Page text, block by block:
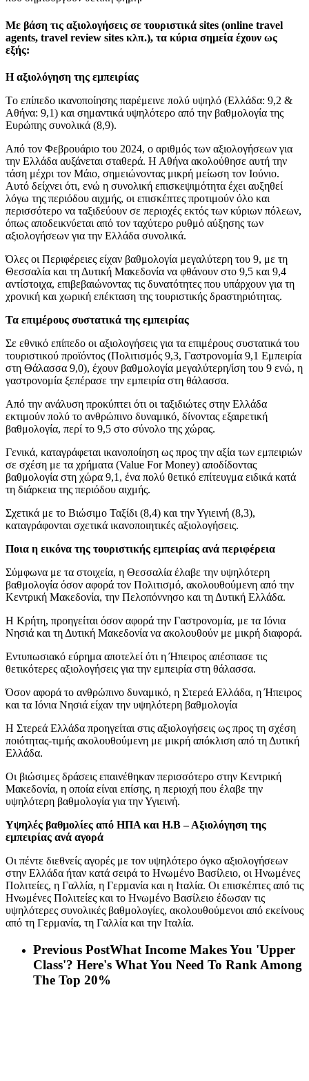
Με βάση τις αξιολογήσεις σε τουριστικά sites (online travel
agents, travel review sites κλπ.), τα κύρια σημεία έχουν ως
εξής:
Η αξιολόγηση της εμπειρίας
Tο επίπεδο ικανοποίησης παρέμεινε πολύ υψηλό (Ελλάδα: 9,2 &
Αθήνα: 9,1) και σημαντικά υψηλότερο από την βαθμολογία της
Ευρώπης συνολικά (8,9).
Από τον Φεβρουάριο του 2024, ο αριθμός των αξιολογήσεων για
την Ελλάδα αυξάνεται σταθερά. Η Αθήνα ακολούθησε αυτή την
τάση μέχρι τον Μάιο, σημειώνοντας μικρή μείωση τον Ιούνιο.
Αυτό δείχνει ότι, ενώ η συνολική επισκεψιμότητα έχει αυξηθεί
λόγω της περιόδου αιχμής, οι επισκέπτες προτιμούν όλο και
περισσότερο να ταξιδεύουν σε περιοχές εκτός των κύριων πόλεων,
όπως αποδεικνύεται από τον ταχύτερο ρυθμό αύξησης των
αξιολογήσεων για την Ελλάδα συνολικά.
Όλες οι Περιφέρειες είχαν βαθμολογία μεγαλύτερη του 9, με τη
Θεσσαλία και τη Δυτική Μακεδονία να φθάνουν στο 9,5 και 9,4
αντίστοιχα, επιβεβαιώνοντας τις δυνατότητες που υπάρχουν για τη
χρονική και χωρική επέκταση της τουριστικής δραστηριότητας.
Τα επιμέρους συστατικά της εμπειρίας
Σε εθνικό επίπεδο οι αξιολογήσεις για τα επιμέρους συστατικά του
τουριστικού προϊόντος (Πολιτισμός 9,3, Γαστρονομία 9,1 Εμπειρία
στη Θάλασσα 9,0), έχουν βαθμολογία μεγαλύτερη/ίση του 9 ενώ, η
γαστρονομία ξεπέρασε την εμπειρία στη θάλασσα.
Από την ανάλυση προκύπτει ότι οι ταξιδιώτες στην Ελλάδα
εκτιμούν πολύ το ανθρώπινο δυναμικό, δίνοντας εξαιρετική
βαθμολογία, περί το 9,5 στο σύνολο της χώρας.
Γενικά, καταγράφεται ικανοποίηση ως προς την αξία των εμπειριών
σε σχέση με τα χρήματα (Value For Money) αποδίδοντας
βαθμολογία στη χώρα 9,1, ένα πολύ θετικό επίτευγμα ειδικά κατά
τη διάρκεια της περιόδου αιχμής.
Σχετικά με το Βιώσιμο Ταξίδι (8,4) και την Υγιεινή (8,3),
καταγράφονται σχετικά ικανοποιητικές αξιολογήσεις.
Ποια η εικόνα της τουριστικής εμπειρίας ανά περιφέρεια
Σύμφωνα με τα στοιχεία, η Θεσσαλία έλαβε την υψηλότερη
βαθμολογία όσον αφορά τον Πολιτισμό, ακολουθούμενη από την
Κεντρική Μακεδονία, την Πελοπόννησο και τη Δυτική Ελλάδα.
Η Κρήτη, προηγείται όσον αφορά την Γαστρονομία, με τα Ιόνια
Νησιά και τη Δυτική Μακεδονία να ακολουθούν με μικρή διαφορά.
Εντυπωσιακό εύρημα αποτελεί ότι η Ήπειρος απέσπασε τις
θετικότερες αξιολογήσεις για την εμπειρία στη θάλασσα.
Όσον αφορά το ανθρώπινο δυναμικό, η Στερεά Ελλάδα, η Ήπειρος
και τα Ιόνια Νησιά είχαν την υψηλότερη βαθμολογία
Η Στερεά Ελλάδα προηγείται στις αξιολογήσεις ως προς τη σχέση
ποιότητας-τιμής ακολουθούμενη με μικρή απόκλιση από τη Δυτική
Ελλάδα.
Οι βιώσιμες δράσεις επαινέθηκαν περισσότερο στην Κεντρική
Μακεδονία, η οποία είναι επίσης, η περιοχή που έλαβε την
υψηλότερη βαθμολογία για την Υγιεινή.
Υψηλές βαθμολίες από ΗΠΑ και Η.Β – Αξιολόγηση της
εμπειρίας ανά αγορά
Οι πέντε διεθνείς αγορές με τον υψηλότερο όγκο αξιολογήσεων
στην Ελλάδα ήταν κατά σειρά το Ηνωμένο Βασίλειο, οι Ηνωμένες
Πολιτείες, η Γαλλία, η Γερμανία και η Ιταλία. Οι επισκέπτες από τις
Ηνωμένες Πολιτείες και το Ηνωμένο Βασίλειο έδωσαν τις
υψηλότερες συνολικές βαθμολογίες, ακολουθούμενοι από εκείνους
από τη Γερμανία, τη Γαλλία και την Ιταλία.
Previous PostWhat Income Makes You 'Upper
Class'? Here's What You Need To Rank Among
The Top 20%